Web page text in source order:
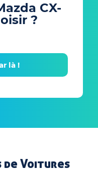
CX-
?
là !
de Voitures